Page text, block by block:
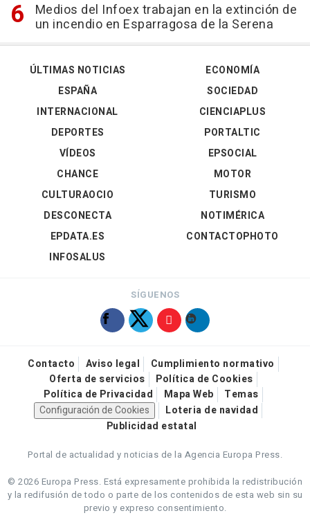
Medios del Infoex trabajan en la extinción de
un incendio en Esparragosa de la Serena
ÚLTIMAS NOTICIAS
ESPAÑA
INTERNACIONAL
DEPORTES
VÍDEOS
ECONOMÍA
SOCIEDAD
CIENCIAPLUS
PORTALTIC
EPSOCIAL
CHANCE
CULTURAOCIO
DESCONECTA
EPDATA.ES
INFOSALUS
MOTOR
TURISMO
NOTIMÉRICA
CONTACTOPHOTO
SÍGUENOS
Contacto Aviso legal
Cumplimiento normativo
Oferta de servicios
Política de Cookies
Política de Privacidad
Mapa Web
Temas
Configuración de Cookies
Loteria de navidad
Publicidad estatal
Portal de actualidad y noticias de la Agencia Europa Press.
© 2026 Europa Press. Está expresamente prohibida la redistribución
y la redifusión de todo o parte de los contenidos de esta web sin su
previo y expreso consentimiento.